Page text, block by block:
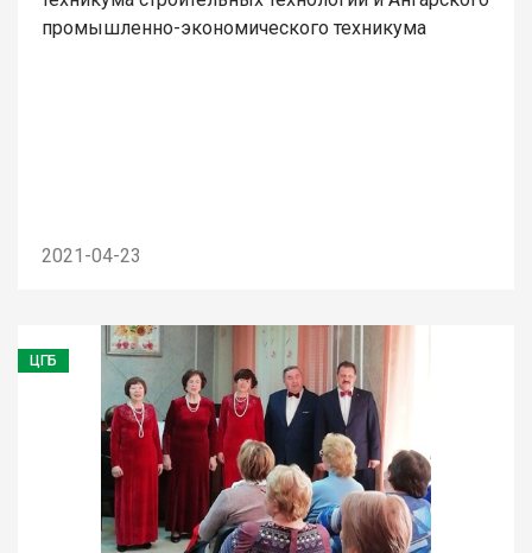
промышленно-экономического техникума
2021-04-23
ЦГБ